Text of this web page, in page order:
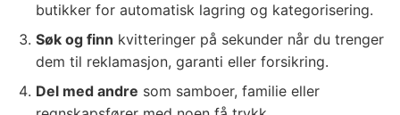
butikker for automatisk lagring og kategorisering.
Søk og finn kvitteringer på sekunder når du trenger
dem til reklamasjon, garanti eller forsikring.
Del med andre som samboer, familie eller